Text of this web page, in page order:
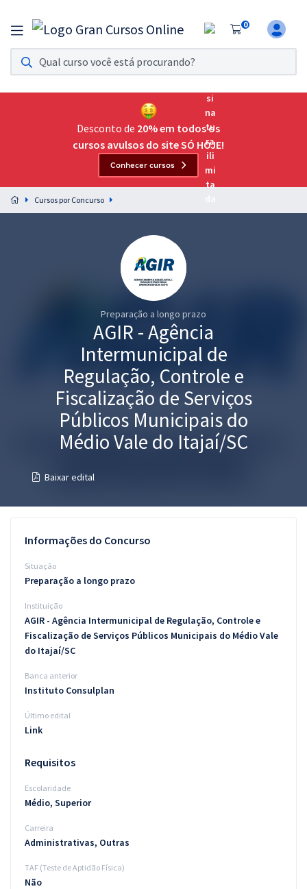
0
Assinatura Ilimitada 11
Acesso a todos os cursos. Teste grátis por 7 dias!
Assinatura OAB Até Passar
Acesso ilimitado a toda preparação para o Exame da
Preparação completa e intensiva para as principais
residências em saúde do Brasil
Questões grátis
Conteúdo gratuito
Atendimento
Desconto de 20% em todos os
cursos avulsos do site SÓ HOJE!
Conhecer cursos
Cursos por Concurso
Preparação a longo prazo
AGIR - Agência
Intermunicipal de
Regulação, Controle e
Fiscalização de Serviços
Públicos Municipais do
Médio Vale do Itajaí/SC
Baixar edital
Informações do Concurso
Situação
Preparação a longo prazo
Instituição
AGIR - Agência Intermunicipal de Regulação, Controle e
Fiscalização de Serviços Públicos Municipais do Médio Vale
do Itajaí/SC
Banca anterior
Instituto Consulplan
Último edital
Link
Requisitos
Escolaridade
Médio, Superior
Carreira
Administrativas, Outras
TAF (Teste de Aptidão Física)
Não